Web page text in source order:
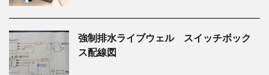
強制排水ライブウェル スイッチボック
ス配線図